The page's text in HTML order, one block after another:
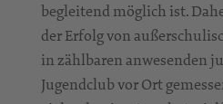
begleitend möglich ist.
der Erfolg von
in zählbaren anwesenden
Jugendclub vor Ort